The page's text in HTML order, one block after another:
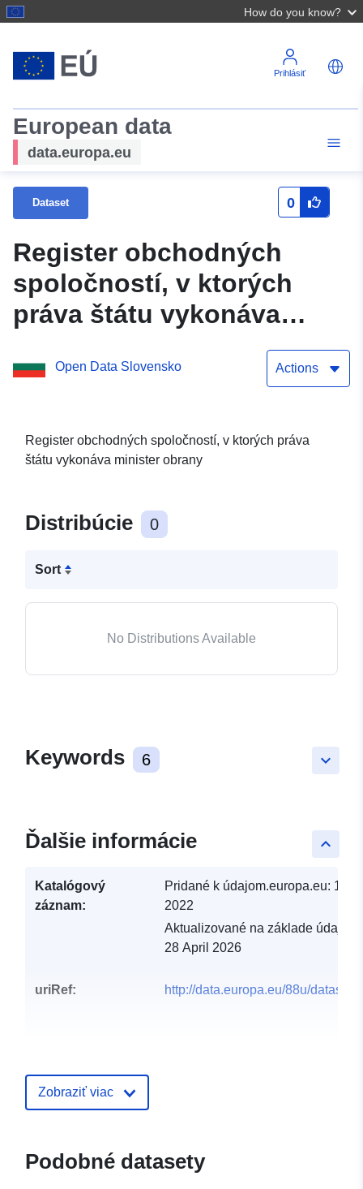
How do you know?
Prihlásiť
European data
data.europa.eu
Dataset 0
Register obchodných
spoločností, v ktorých
práva štátu vykonáva
Open Data Slovensko Actions
Register obchodných spoločností, v ktorých práva
štátu vykonáva minister obrany
Distribúcie 0
Sort
No Distributions Available
keyboard_arrow_down
Keywords 6
keyboard_arrow_up
Ďalšie informácie
Katalógový
záznam:
Pridané k údajom.europa.eu: 14
2022
Aktualizované na základe
28 April 2026
uriRef: http://data.europa.eu/88u/dataset/
Zobraziť viac
Podobné datasety